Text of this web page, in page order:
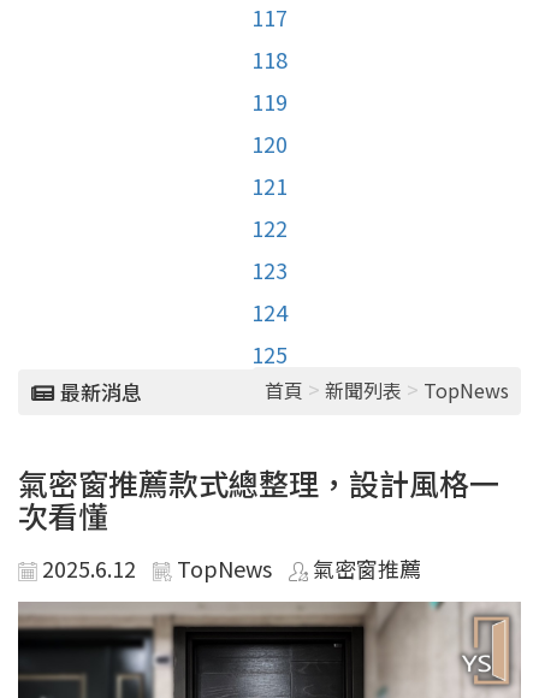
117
118
119
120
121
122
123
124
125
最新消息 首頁 > 新聞列表 > TopNews
氣密窗推薦款式總整理，設計風格一
次看懂
2025.6.12 TopNews 氣密窗推薦